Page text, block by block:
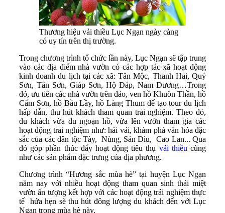
Thương hiệu vải thiều Lục Ngạn ngày càng
có uy tín trên thị trường.
Trong chương trình tổ chức lần này, Lục Ngạn sẽ tập trung
vào các địa điểm nhà vườn có các hợp tác xã hoạt động
kinh doanh du lịch tại các xã: Tân Mộc, Thanh Hải, Quý
Sơn, Tân Sơn, Giáp Sơn, Hộ Đáp, Nam Dương…Trong
đó, ưu tiên các nhà vườn trên đảo, ven hồ Khuôn Thần, hồ
Cấm Sơn, hồ Bầu Lầy, hồ Làng Thum để tạo tour du lịch
hấp dẫn, thu hút khách tham quan trải nghiệm. Theo đó,
du khách vừa du ngoạn hồ, vừa lên vườn tham gia các
hoạt động trải nghiệm như: hái vải, khám phá văn hóa đặc
sắc của các dân tộc Tày, Nùng, Sán Dìu, Cao Lan... Qua
đó góp phần thúc đẩy hoạt động tiêu thụ vải thiềucũng
như các sản phẩm đặc trưng của địa phương.
Chương trình “Hương sắc mùa hè” tại huyện Lục Ngạn
năm nay với nhiều hoạt động tham quan sinh thái miệt
vườn ấn tượng kết hợp với các hoạt động trải nghiệm thực
tế hứa hẹn sẽ thu hút đông lượng du khách đến với Lục
Ngạn trong mùa hè này.